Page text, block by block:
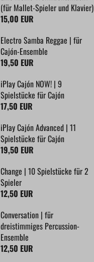
(für Mallet-Spieler und Klavier)
15,00 EUR
Electro Samba Reggae | für
Cajón-Ensemble
19,50 EUR
iPlay Cajón NOW! | 9
Spielstücke für Cajón
17,50 EUR
iPlay Cajón Advanced | 11
Spielstücke für Cajón
19,50 EUR
Change | 10 Spielstücke für 2
Spieler
12,50 EUR
Conversation | für
dreistimmiges Percussion-
Ensemble
12,50 EUR